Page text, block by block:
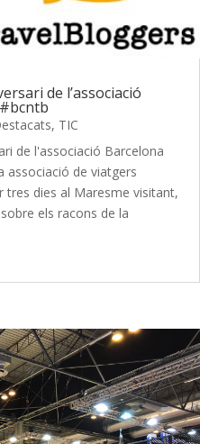
de l’associació
, TIC
de l'associació Barcelona
associació de viatgers
tres dies al Maresme visitant,
els racons de la